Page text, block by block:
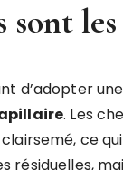
sont
d’adopter
. Les
ce
résiduelles,